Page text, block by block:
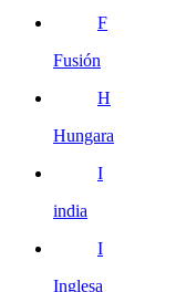
F
Fusión
H
Hungara
I
india
I
Inglesa